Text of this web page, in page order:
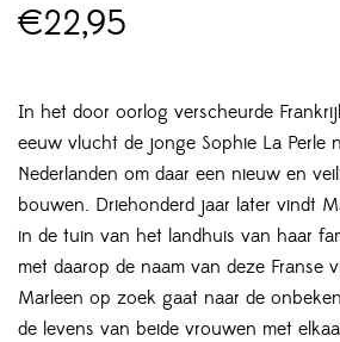
€22,95
In het door oorlog verscheurde
eeuw vlucht de jonge Sophie La Perle
Nederlanden om daar een nieuw en
bouwen. Driehonderd jaar later vindt
in de tuin van het landhuis van haar
met daarop de naam van deze Franse
Marleen op zoek gaat naar de
de levens van beide vrouwen met